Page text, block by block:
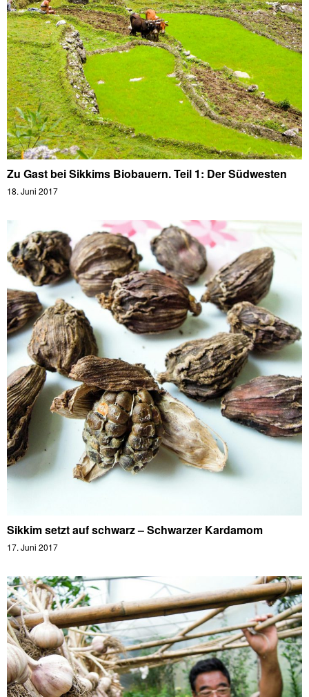
Zu Gast bei Sikkims Biobauern. Teil 1: Der Südwesten
18. Juni 2017
Sikkim setzt auf schwarz – Schwarzer Kardamom
17. Juni 2017